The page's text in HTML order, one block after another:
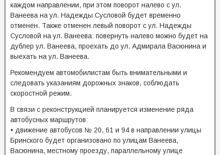
каждом направлении, при этом поворот налево с ул.
Ванеева на ул. Надежды Сусловой будет временно
отменен. Также отменен левый поворот с ул. Надежды
Сусловой на ул. Ванеева: повернуть налево можно будет на
дублер ул. Ванеева, проехать до ул. Адмирала Васюнина и
выехать на ул. Ванеева.
Рекомендуем автомобилистам быть внимательными и
следовать указаниям дорожных знаков, соблюдать
скоростной режим.
В связи с реконструкцией планируется изменение ряда
автобусных маршрутов:
• движение автобусов № 20, 61 и 94 в направлении улицы
Бринского будет организовано по улицам Ванеева,
Васюнина, местному проезду, параллельному улице